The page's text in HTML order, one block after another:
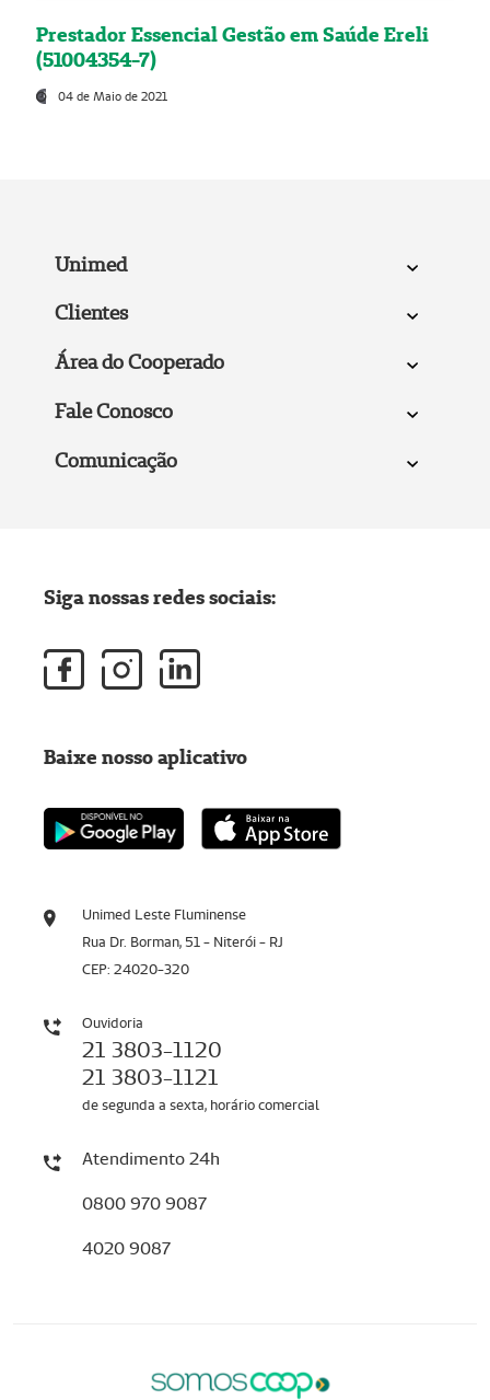
Prestador Essencial Gestão em Saúde Ereli
(51004354-7)
04 de Maio de 2021
Unimed
Clientes
Área do Cooperado
Fale Conosco
Comunicação
Unimed Leste Fluminense
Rua Dr. Borman, 51 - Niterói - RJ
CEP: 24020-320
Ouvidoria
21 3803-1120
21 3803-1121
de segunda a sexta, horário comercial
Atendimento 24h
0800 970 9087
4020 9087
Siga nossas redes sociais:
Baixe nosso aplicativo